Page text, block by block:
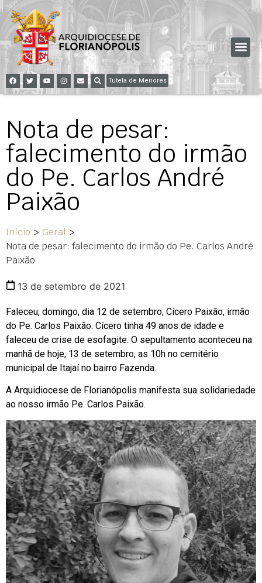
Tutela de Menores
Nota de pesar:
falecimento do irmão
do Pe. Carlos André
Paixão
Início > Geral >
Nota de pesar: falecimento do irmão do Pe. Carlos André
Paixão
13 de setembro de 2021
Faleceu, domingo, dia 12 de setembro, Cícero Paixão, irmão
do Pe. Carlos Paixão. Cícero tinha 49 anos de idade e
faleceu de crise de esofagite. O sepultamento aconteceu na
manhã de hoje, 13 de setembro, as 10h no cemitério
municipal de Itajaí no bairro Fazenda.
A Arquidiocese de Florianópolis manifesta sua solidariedade
ao nosso irmão Pe. Carlos Paixão.